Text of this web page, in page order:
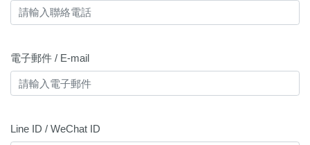
電子郵件 / E-mail
Line ID / WeChat ID